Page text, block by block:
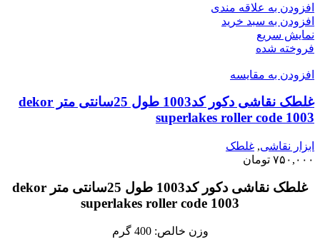
افزودن به علاقه مندی
افزودن به سبد خرید
نمایش سریع
فروخته شده
افزودن به مقایسه
غلطک نقاشی دکور کد1003 طول 25سانتی متر dekor
superlakes roller code 1003
ابزار نقاشی, غلطک
۷۵۰,۰۰۰ تومان
غلطک نقاشی دکور کد1003 طول 25سانتی متر dekor
superlakes roller code 1003
وزن خالص: 400 گرم